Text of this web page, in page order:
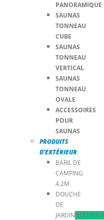
PANORAMIQUE
SAUNAS
TONNEAU
CUBE
SAUNAS
TONNEAU
VERTICAL
SAUNAS
TONNEAU
OVALE
ACCESSOIRES
POUR
SAUNAS
PRODUITS
D’EXTÉRIEUR
BARIL DE
CAMPING
4,2M
DOUCHE
DE
JARDINNOUVEAU